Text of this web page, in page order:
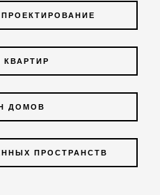
КВАРТИР
ДОМОВ
ПРОСТРАНСТВ